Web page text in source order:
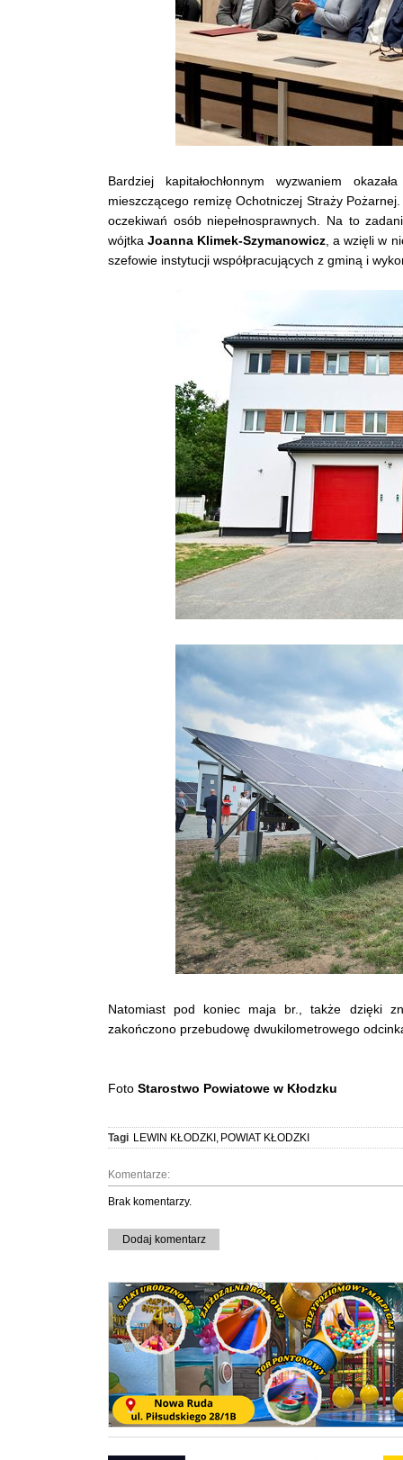
Bardziej kapitałochłonnym wyzwaniem
mieszczącego remizę Ochotniczej Straży
oczekiwań osób niepełnosprawnych. Na to
wójtkaJoanna Klimek-Szymanowicz , a wzięli w
szefowie instytucji współpracujących z gminą i
Natomiast pod koniec maja br., także dzięki
zakończono przebudowę dwukilometrowego
Foto Starostwo Powiatowe w Kłodzku
Tagi LEWIN KŁODZKI, POWIAT KŁODZKI
Komentarze:
Brak komentarzy.
Dodaj komentarz